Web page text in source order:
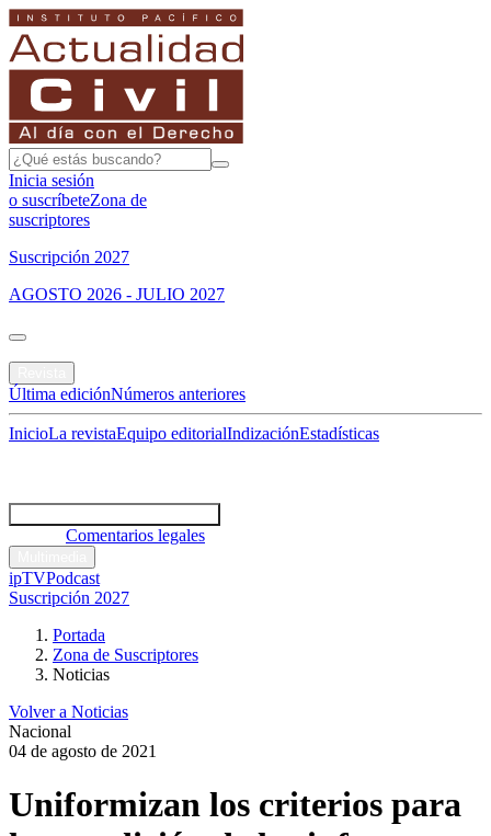
Inicia sesión
o suscríbeteZona de
suscriptores
Suscripción 2027
AGOSTO 2026 - JULIO 2027
Última ediciónNúmeros anteriores
InicioLa revistaEquipo editorialIndizaciónEstadísticas
Comentarios legales
ipTVPodcast
Suscripción 2027
Portada
Zona de Suscriptores
Noticias
Volver a Noticias
Nacional
04 de agosto de 2021
Uniformizan los criterios para